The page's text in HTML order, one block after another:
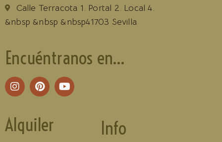
Calle Terracota 1. Portal 2. Local 4.
&nbsp &nbsp &nbsp41703 Sevilla
Encuéntranos en...
Alquiler Info